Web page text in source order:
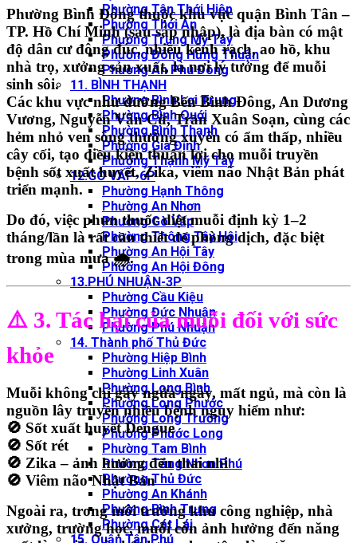
Phường Tân Thới Hiệp
Phường Thới An
Phường Trung Mỹ Tây
Phường Đông Hưng Thuận
Phường An Phú Đông
11. BÌNH THẠNH
Phường Bình Lợi Trung
Phường Bình Quới
Phường Bình Thạnh
Phường Gia Định
Phường Thạnh Mỹ Tây
12.GÒ VẤP-6P
Phường Hạnh Thông
Phường An Nhơn
Phường Gò Vấp
Phường Thông Tây Hội
Phường An Hội Tây
Phường An Hội Đông
13.PHÚ NHUẬN-3P
Phường Cầu Kiệu
Phường Đức Nhuận
Phường Phú Nhuận
14. Thành phố Thủ Đức
Phường Hiệp Bình
Phường Linh Xuân
Phường Long Bình
Phường Long Phước
Phường Long Trường
Phường Phước Long
Phường Tam Bình
Phường Tăng Nhơn Phú
Phường Thủ Đức
Phường An Khánh
Phường Bình Trưng
Phường Cát Lái
15. Quận Tân Phú
Phường Bình Đôngthuộc khu vực quận Bình Tân –
TP. Hồ Chí Minh (sau sáp nhập), là địa bàn có mật
độ dân cư đông đúc, nhiềukênh rạch, ao hồ, khu
nhà trọ, xưởng sản xuất, lànơi lý tưởng để muỗi
sinh sôi.
Các khu vực nhưđường Bến Bình Đông, An Dương
Vương, Nguyễn Văn Cừ, Trần Xuân Soạn, cùng các
hẻm nhỏ ven sôngthường xuyên có ẩm thấp, nhiều
cây cối, tạo điều kiện thuận lợi cho muỗi truyền
bệnh sốt xuất huyết, Zika, viêm não Nhật Bản phát
triển mạnh.
Do đó, việc phun thuốc diệt muỗi định kỳ 1–2
tháng/lần làrất cần thiếtđể phòng dịch, đặc biệt
trong mùa mưa 🌧️.
⚠️ 3. Tác hại của muỗi đối với sức
khỏe
Muỗi không chỉ gâyngứa ngáy, mất ngủ, mà còn là
nguồn lây truyền nhiều bệnh nguy hiểm như:
🚫 Sốt xuất huyết Dengue
🚫 Sốt rét
🚫 Zika – ảnh hưởng đến thai nhi
🚫 Viêm não Nhật Bản
Ngoài ra, trong môi trườngkhu công nghiệp, nhà
xưởng, trường học, muỗi còn ảnh hưởng đến năng